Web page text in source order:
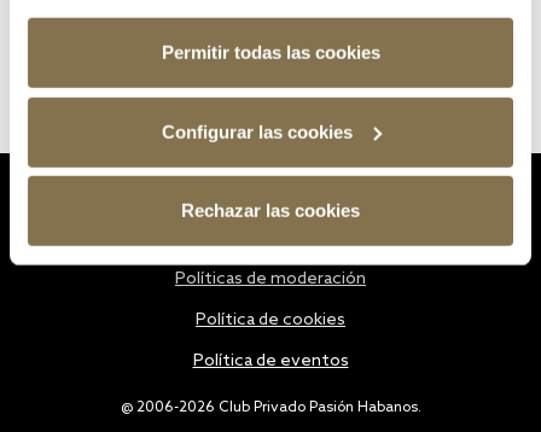
Permitir todas las cookies
Configurar las cookies
Rechazar las cookies
@ 2006-2026 Club Privado Pasión Habanos.
Políticas de moderación
Política de cookies
Política de eventos